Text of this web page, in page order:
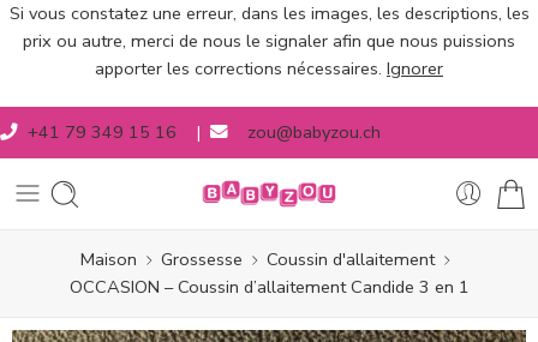
Si vous constatez une erreur, dans les images, les descriptions, les
prix ou autre, merci de nous le signaler afin que nous puissions
apporter les corrections nécessaires. Ignorer
+41 79 349 15 16 | zou@babyzou.ch
Maison Grossesse
Coussin d'allaitement
OCCASION – Coussin d’allaitement Candide 3 en 1